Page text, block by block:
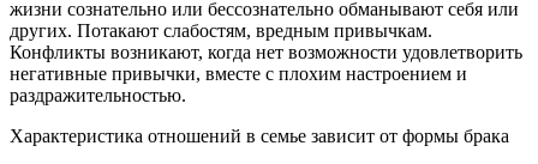
жизни сознательно или бессознательно обманывают себя или
других. Потакают слабостям, вредным привычкам.
Конфликты возникают, когда нет возможности удовлетворить
негативные привычки, вместе с плохим настроением и
раздражительностью.
Характеристика отношений в семье зависит от формы брака